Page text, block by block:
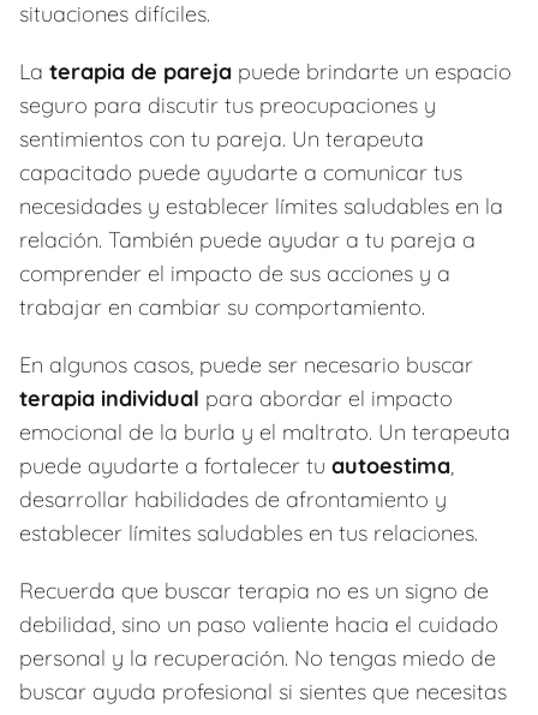
situaciones difíciles.
La terapia de pareja puede brindarte un espacio
seguro para discutir tus preocupaciones y
sentimientos con tu pareja. Un terapeuta
capacitado puede ayudarte a comunicar tus
necesidades y establecer límites saludables en la
relación. También puede ayudar a tu pareja a
comprender el impacto de sus acciones y a
trabajar en cambiar su comportamiento.
En algunos casos, puede ser necesario buscar
terapia individual para abordar el impacto
emocional de la burla y el maltrato. Un terapeuta
puede ayudarte a fortalecer tu autoestima,
desarrollar habilidades de afrontamiento y
establecer límites saludables en tus relaciones.
Recuerda que buscar terapia no es un signo de
debilidad, sino un paso valiente hacia el cuidado
personal y la recuperación. No tengas miedo de
buscar ayuda profesional si sientes que necesitas